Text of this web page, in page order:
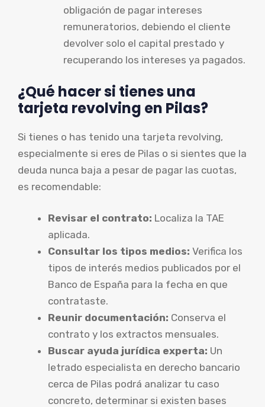
obligación de pagar intereses
remuneratorios, debiendo el cliente
devolver solo el capital prestado y
recuperando los intereses ya pagados.
¿Qué hacer si tienes una
tarjeta revolving en Pilas?
Si tienes o has tenido una tarjeta revolving,
especialmente si eres de Pilas o si sientes que la
deuda nunca baja a pesar de pagar las cuotas,
es recomendable:
Revisar el contrato: Localiza la TAE
aplicada.
Consultar los tipos medios: Verifica los
tipos de interés medios publicados por el
Banco de España para la fecha en que
contrataste.
Reunir documentación: Conserva el
contrato y los extractos mensuales.
Buscar ayuda jurídica experta: Un
letrado especialista en derecho bancario
cerca de Pilas podrá analizar tu caso
concreto, determinar si existen bases